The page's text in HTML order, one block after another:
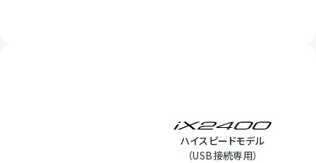
ハイスピードモデル
（USB接続専用）